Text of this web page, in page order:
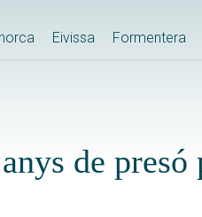
Eivissa Formentera
de